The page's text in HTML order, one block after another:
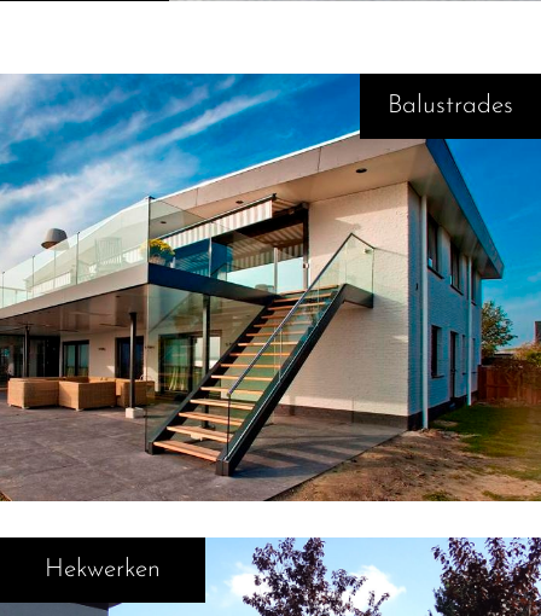
Balustrades
Hekwerken